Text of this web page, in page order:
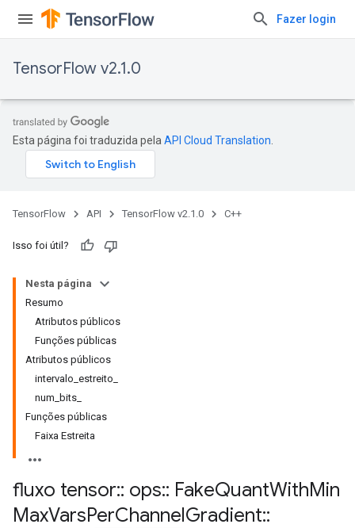
Fazer login
TensorFlow v2.1.0
Esta página foi traduzida pela API Cloud Translation
TensorFlow API TensorFlow v2.1.0 C++
Isso foi útil?
Nesta página
Resumo
Atributos públicos
Funções públicas
Atributos públicos
intervalo_estreito_
num_bits_
Funções públicas
Faixa Estreita
fluxo tensor:: ops:: FakeQuantWithMin
MaxVarsPerChannelGradient::